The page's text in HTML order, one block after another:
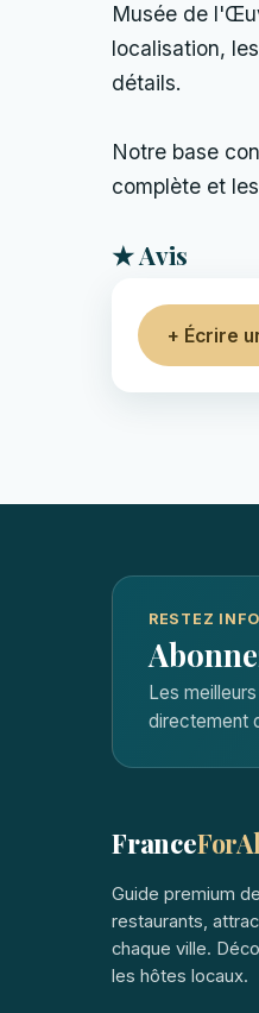
Musée de
localisation,
détails.
Notre base
complète et
★ Avis
+ Écrire
RESTEZ
Les
directement
France
Guide premium
restaurants,
chaque ville.
les hôtes locaux.